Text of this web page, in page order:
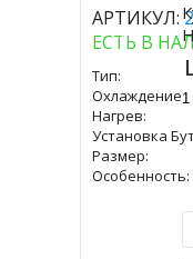
АРТИКУЛ:
ЕСТЬ В
Тип:
Охлаждение:
Нагрев:
Установка
Размер:
Особенность:
Купить